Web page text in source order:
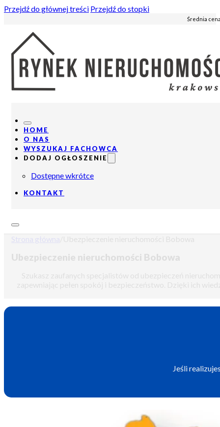
Przejdź do głównej treści Przejdź do stopki
Średnia
HOME
O NAS
WYSZUKAJ FACHOWCA
DODAJ OGŁOSZENIE
Dostępne wkrótce
KONTAKT
Jeśli